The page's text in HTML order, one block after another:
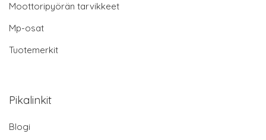
Moottoripyörän tarvikkeet
Mp-osat
Tuotemerkit
Pikalinkit
Blogi